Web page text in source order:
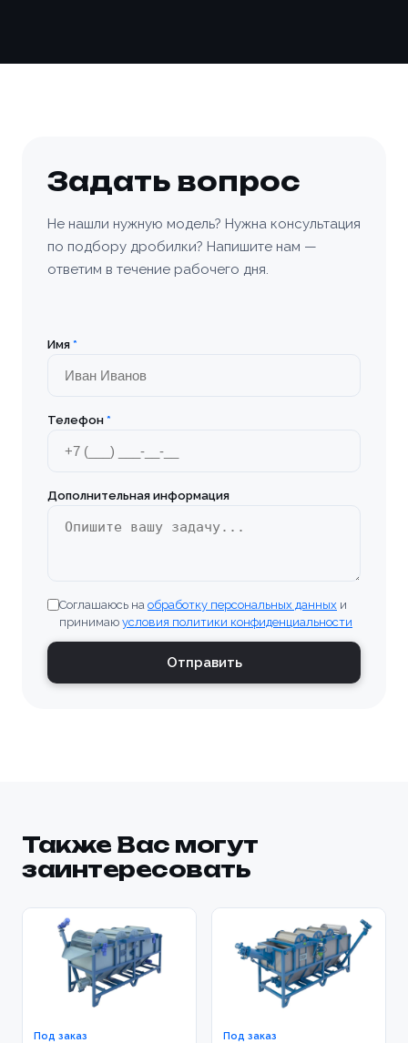
Задать вопрос
Не нашли нужную модель? Нужна консультация
по подбору дробилки? Напишите нам —
ответим в течение рабочего дня.
Имя *
Телефон *
Дополнительная информация
Соглашаюсь на обработку персональных данных и
принимаю условия политики конфиденциальности
Отправить
Также Вас могут
заинтересовать
Под заказ Под заказ